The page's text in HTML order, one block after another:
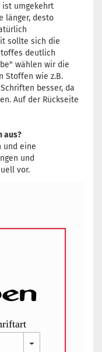
ist umgekehrt
länger, desto
sollte sich die
deutlich
wählen wir die
Stoffen wie z.B.
besser, da
Auf der Rückseite
aus?
und eine
und
vor.